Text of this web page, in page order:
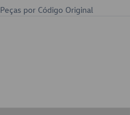
Peças por Código Original